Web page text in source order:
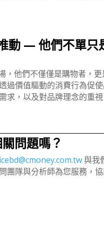
動 — 他們不單只
，他們不僅僅是購物者，
過價值驅動的消費行為促
求，以及對品牌理念的重
問題嗎？
與我
團隊與分析師為您服務，